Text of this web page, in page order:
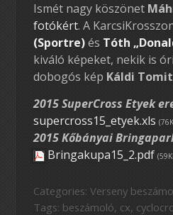
Ismét nagy köszönet
fotókért. A
(Sportre)és Tóth
kiváló képeket, nekik is
dobogós kép Káldi Tomit
2015 SuperCross Etyek
supercross15_etyek.xls
2015 Kőbányai
Bringakupa15_2.pdf
Categories: Verseny
Tags: beszámoló, cx,